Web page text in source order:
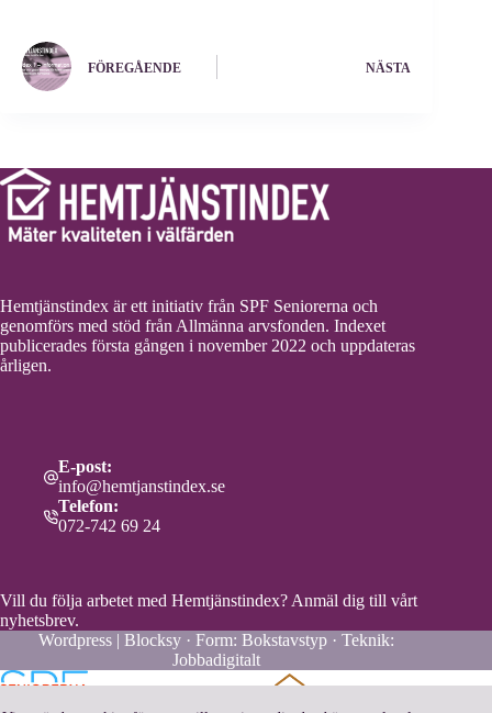
FÖREGÅENDE NÄSTA
Hemtjänstindex är ett initiativ från SPF Seniorerna och
genomförs med stöd från Allmänna arvsfonden. Indexet
publicerades första gången i november 2022 och uppdateras
årligen.
E-post:
info@hemtjanstindex.se
Telefon:
072-742 69 24
Vill du följa arbetet med Hemtjänstindex? Anmäl dig till vårt
nyhetsbrev.
Wordpress | Blocksy · Form:Bokstavstyp · Teknik:
Jobbadigitalt